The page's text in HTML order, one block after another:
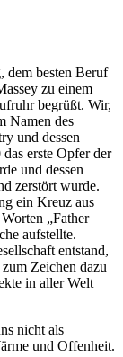
dem besten Beruf
zu einem
begrüßt. Wir,
Namen des
und dessen
erste Opfer der
und dessen
zerstört wurde.
ein Kreuz aus
„Father
aufstellte.
entstand,
Zeichen dazu
in aller Welt
nicht als
und Offenheit.